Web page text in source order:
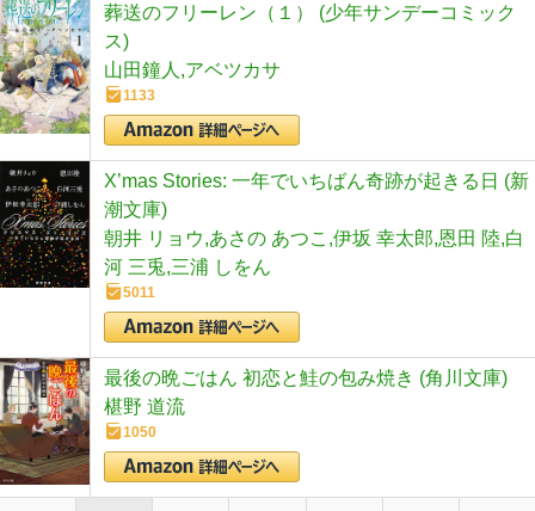
葬送のフリーレン（１） (少年サンデーコミック
ス)
山田鐘人,アベツカサ
1133
X’mas Stories: 一年でいちばん奇跡が起きる日 (新
潮文庫)
朝井 リョウ,あさの あつこ,伊坂 幸太郎,恩田 陸,白
河 三兎,三浦 しをん
5011
最後の晩ごはん 初恋と鮭の包み焼き (角川文庫)
椹野 道流
1050